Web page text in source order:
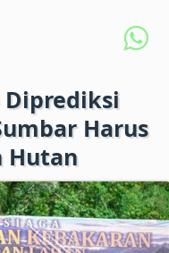
Diprediksi
Harus
Hutan